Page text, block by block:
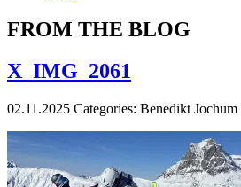
FROM THE BLOG
X_IMG_2061
02.11.2025 Categories: Benedikt Jochum